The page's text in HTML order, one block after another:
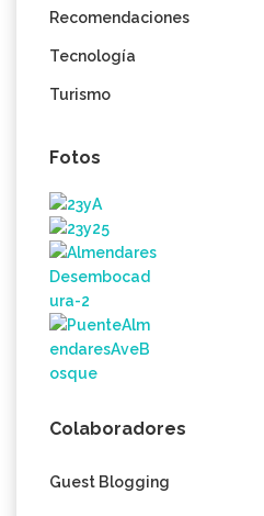
Recomendaciones
Tecnología
Turismo
Fotos
Colaboradores
Guest Blogging